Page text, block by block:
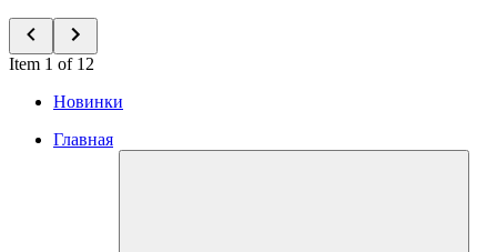
Item 1 of 12
Новинки
Главная